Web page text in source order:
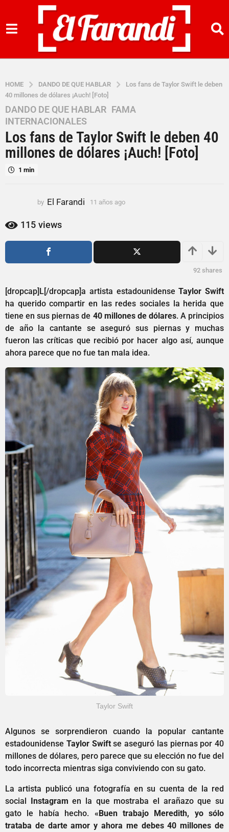
HOME DANDO DE QUE HABLAR
Los fans de Taylor Swift le deben
40 millones de dólares ¡Auch! [Foto]
1
1
ñ
o
s
1
a
a
g
o
DANDO DE QUE HABLAR ,FAMA
INTERNACIONALES
Los fans de Taylor Swift le deben 40
millones de dólares ¡Auch! [Foto]
1 min
by El Farandi 11 años ago
o
115 views
92 shares
[dropcap]L[/dropcap]a artista estadounidenseTaylor Swift
ha querido compartir en las redes sociales la herida que
tiene en sus piernas de 40 millones de dólares. A principios
de año la cantante se aseguró sus piernas y muchas
fueron las críticas que recibió por hacer algo así, aunque
ahora parece que no fue tan mala idea.
Taylor Swift
Algunos se sorprendieron cuando la popular cantante
estadounidense Taylor Swiftse aseguró las piernas por 40
millones de dólares, pero parece que su elección no fue del
todo incorrecta mientras siga conviviendo con su gato.
La artista publicó una fotografía en su cuenta de la red
social Instagram en la que mostraba el arañazo que su
gato le había hecho. «Buen trabajo Meredith, yo sólo
trataba de darte amor y ahora me debes 40 millones de